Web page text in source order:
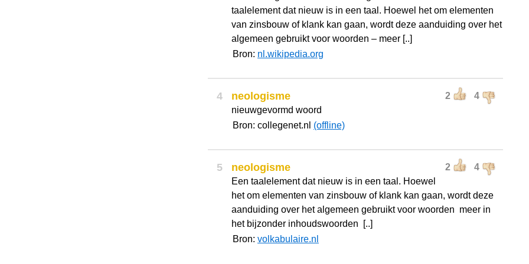
taalelement dat nieuw is in een taal. Hoewel het om elementen
van zinsbouw of klank kan gaan, wordt deze aanduiding over het
algemeen gebruikt voor woorden – meer [..]
Bron: nl.wikipedia.org
4 2 4
neologisme
nieuwgevormd woord
Bron: collegenet.nl (offline)
5 2 4
neologisme
Een taalelement dat nieuw is in een taal. Hoewel
het om elementen van zinsbouw of klank kan gaan, wordt deze
aanduiding over het algemeen gebruikt voor woorden  meer in
het bijzonder inhoudswoorden  [..]
Bron: volkabulaire.nl